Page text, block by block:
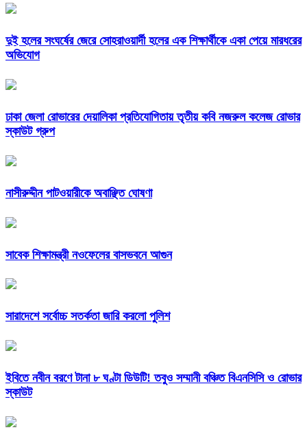
দুই হলের সংঘর্ষের জেরে সোহরাওয়ার্দী হলের এক শিক্ষার্থীকে একা পেয়ে মারধরের
অভিযোগ
ঢাকা জেলা রোভারের দেয়ালিকা প্রতিযোগিতায় তৃতীয় কবি নজরুল কলেজ রোভার
স্কাউট গ্রুপ
নাসীরুদ্দীন পাটওয়ারীকে অবাঞ্ছিত ঘোষণা
সাবেক শিক্ষামন্ত্রী নওফেলের বাসভবনে আগুন
সারাদেশে সর্বোচ্চ সতর্কতা জারি করলো পুলিশ
ইবিতে নবীন বরণে টানা ৮ ঘণ্টা ডিউটি! তবুও সম্মানী বঞ্চিত বিএনসিসি ও রোভার
স্কাউট